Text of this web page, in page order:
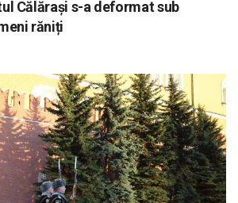
Călărași s-a deformat sub
răniți